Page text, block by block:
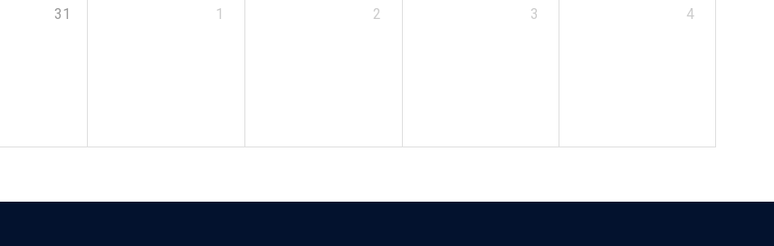
31 1 2 3 4